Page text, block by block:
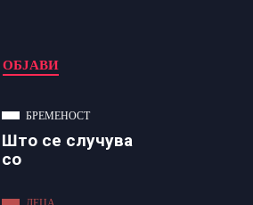
ОБЈАВИ
БРЕМЕНОСТ
Што се случува
со